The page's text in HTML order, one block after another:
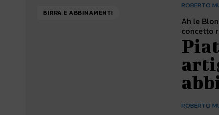
BIRRA E ABBINAMENTI
ROBERTO
Ah le
concetto
ROBERTO